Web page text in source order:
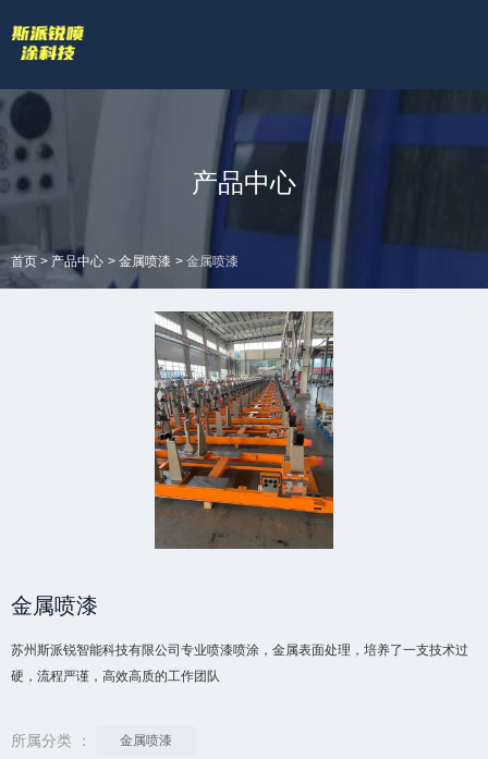
拥有专业的喷涂加工流水线和生产设备
全国服务热线
产品中心
首页 > 产品中心 > 金属喷漆 > 金属喷漆
金属喷漆
苏州斯派锐智能科技有限公司专业喷漆喷涂，金属表面处理，培养了一支技术过
硬，流程严谨，高效高质的工作团队
所属分类 ： 金属喷漆